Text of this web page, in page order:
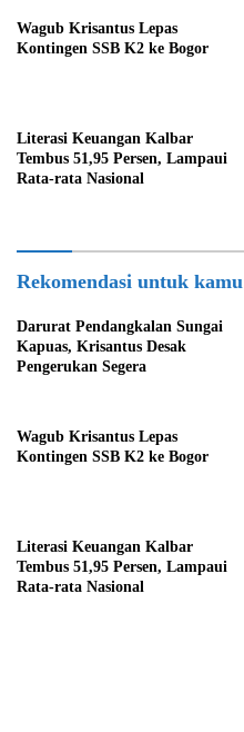
Wagub Krisantus Lepas
Kontingen SSB K2 ke Bogor
Literasi Keuangan Kalbar
Tembus 51,95 Persen, Lampaui
Rata-rata Nasional
Rekomendasi untuk kamu
Darurat Pendangkalan Sungai
Kapuas, Krisantus Desak
Pengerukan Segera
Wagub Krisantus Lepas
Kontingen SSB K2 ke Bogor
Literasi Keuangan Kalbar
Tembus 51,95 Persen, Lampaui
Rata-rata Nasional